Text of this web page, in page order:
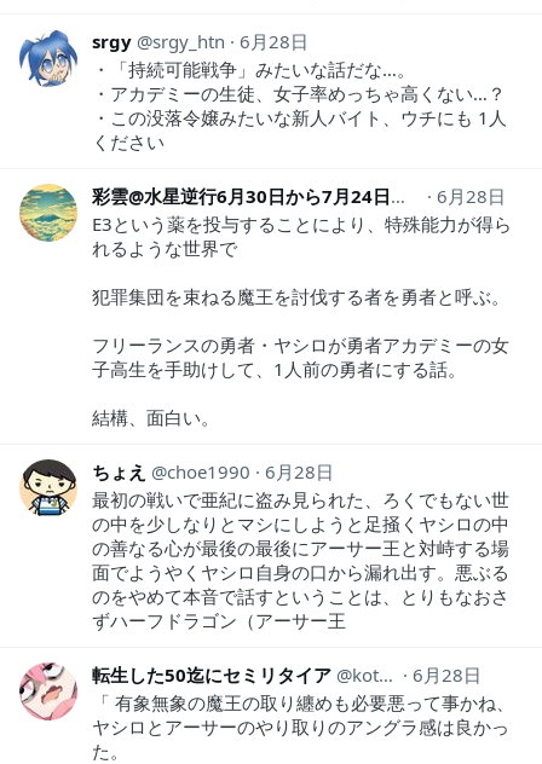
srgy srgy_htn
6月28日
・「持続可能戦争」みたいな話だな…。
・アカデミーの生徒、女子率めっちゃ高くない…？
・この没落令嬢みたいな新人バイト、ウチにも 1人
ください
彩雲@水星逆行6月30日から7月24日（蟹座）
6月28日
E3という薬を投与することにより、特殊能力が得ら
れるような世界で
犯罪集団を束ねる魔王を討伐する者を勇者と呼ぶ。
フリーランスの勇者・ヤシロが勇者アカデミーの女
子高生を手助けして、1人前の勇者にする話。
結構、面白い。
ちょえ choe1990
6月28日
最初の戦いで亜紀に盗み見られた、ろくでもない世
の中を少しなりとマシにしようと足掻くヤシロの中
の善なる心が最後の最後にアーサー王と対峙する場
面でようやくヤシロ自身の口から漏れ出す。悪ぶる
のをやめて本音で話すということは、とりもなおさ
ずハーフドラゴン（アーサー王
転生した50迄にセミリタイア kotahinshi2
6月28日
「 有象無象の魔王の取り纏めも必要悪って事かね、
ヤシロとアーサーのやり取りのアングラ感は良かっ
た。